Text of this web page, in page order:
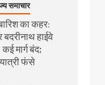
समाचार
का कहर:
हाईवे
मार्ग बंद;
फंसे